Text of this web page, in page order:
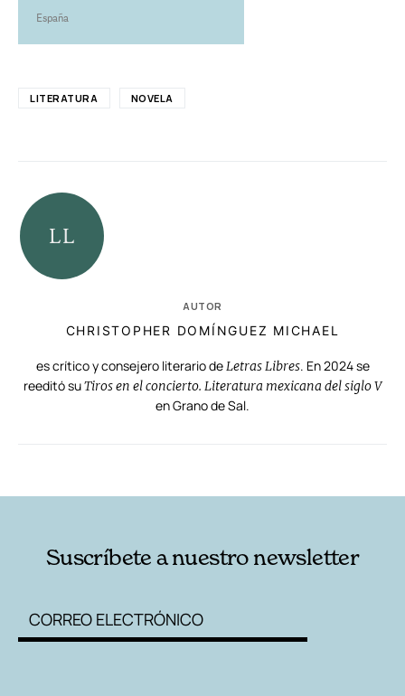
España
LITERATURA NOVELA
AUTOR
CHRISTOPHER DOMÍNGUEZ MICHAEL
es crítico y consejero literario deLetras Libres. En 2024 se
reeditó suTiros en el concierto. Literatura mexicana del siglo V
en Grano de Sal.
Suscríbete a nuestro newsletter